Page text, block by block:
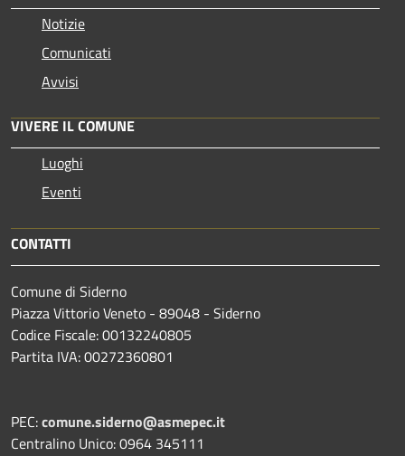
Notizie
Comunicati
Avvisi
VIVERE IL COMUNE
Luoghi
Eventi
CONTATTI
Comune di Siderno
Piazza Vittorio Veneto - 89048 - Siderno
Codice Fiscale: 00132240805
Partita IVA: 00272360801
PEC:comune.siderno@asmepec.it
Centralino Unico: 0964 345111